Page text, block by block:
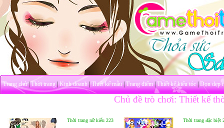
Trang chủ|Thời trang|Kinh doanh|Thiết kế mẫu|Trang điểm|Thiết kế kiểu tóc|Dọn dẹp
Chủ đề trò chơi: Thiết kế
Thời trang nữ kiểu 223 Thời trang đặc biệt